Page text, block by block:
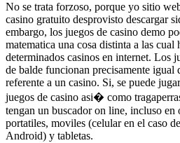
No se trata forzoso, porque yo sitio
casino gratuito desprovisto descargar
embargo, los juegos de casino demo
matematica una cosa distinta a las cual
determinados casinos en internet. Los
de balde funcionan precisamente igual
referente a un casino. Si, se puede
juegos de casino asi� como
tengan un buscador on line, incluso en
portatiles, moviles (celular en el caso
Android) y tabletas.